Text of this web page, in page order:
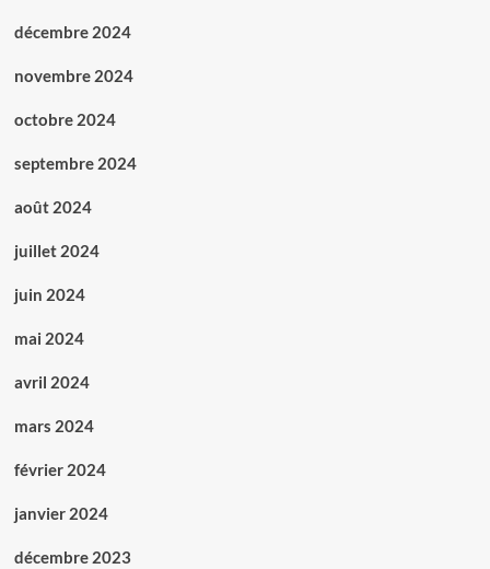
décembre 2024
novembre 2024
octobre 2024
septembre 2024
août 2024
juillet 2024
juin 2024
mai 2024
avril 2024
mars 2024
février 2024
janvier 2024
décembre 2023